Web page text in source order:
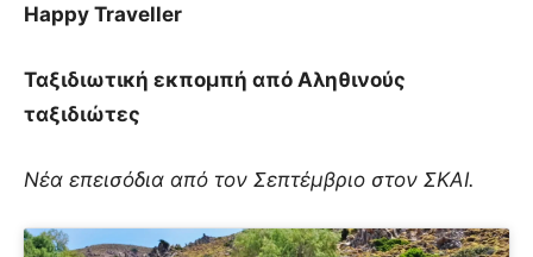
Happy Traveller
Ταξιδιωτική εκπομπή από Αληθινούς
ταξιδιώτες
Νέα επεισόδια από τον Σεπτέμβριο στον ΣΚΑΙ.